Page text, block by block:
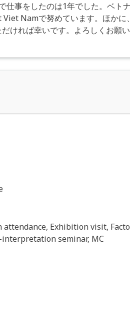
仕事をしたのは1年でした。ベト
Namで努めています。ほかに
ければ幸いです。よろしくお願い
attendance, Exhibition visit,
seminar, MC